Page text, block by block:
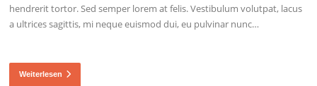
hendrerit tortor. Sed semper lorem at felis. Vestibulum volutpat, lacus
a ultrices sagittis, mi neque euismod dui, eu pulvinar nunc…
Weiterlesen